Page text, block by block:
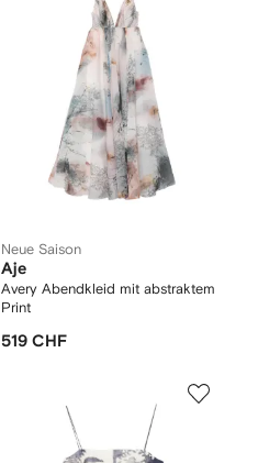
Neue Saison
Aje
Avery Abendkleid mit abstraktem
Print
519 CHF